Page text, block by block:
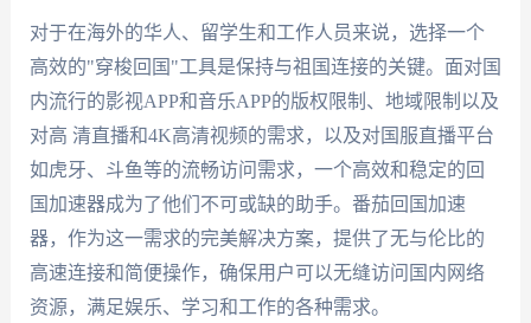
对于在海外的华人、留学生和工作人员来说，选择一个
高效的"穿梭回国"工具是保持与祖国连接的关键。面对国
内流行的影视APP和音乐APP的版权限制、地域限制以及
对高 清直播和4K高清视频的需求，以及对国服直播平台
如虎牙、斗鱼等的流畅访问需求，一个高效和稳定的回
国加速器成为了他们不可或缺的助手。番茄回国加速
器，作为这一需求的完美解决方案，提供了无与伦比的
高速连接和简便操作，确保用户可以无缝访问国内网络
资源，满足娱乐、学习和工作的各种需求。